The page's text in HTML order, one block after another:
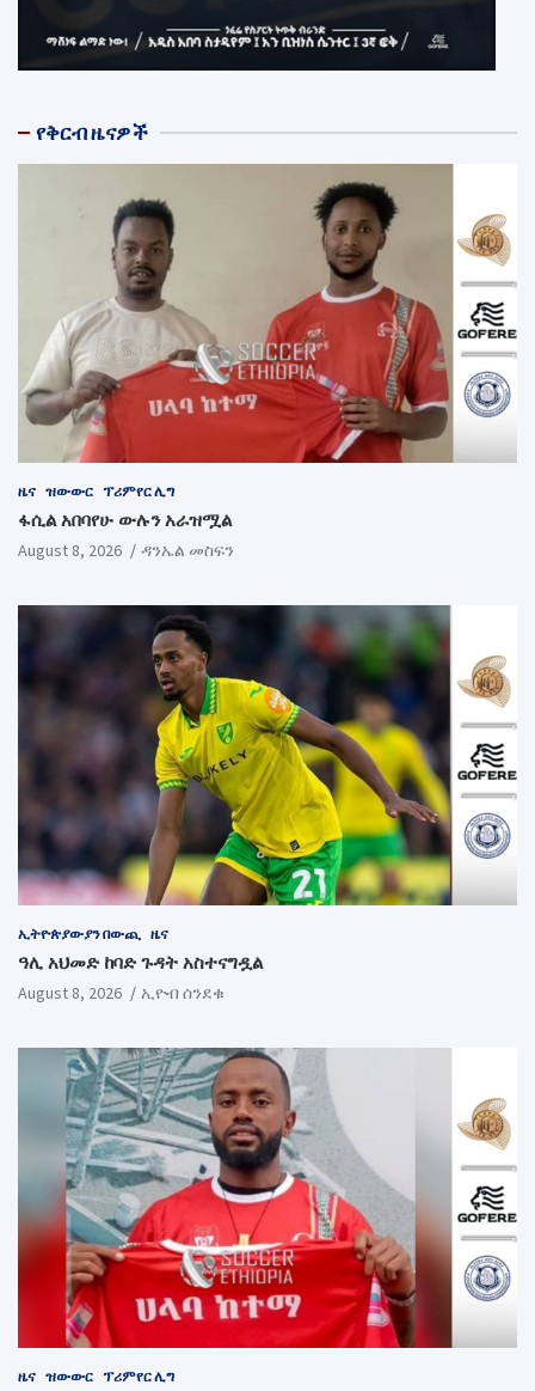
የቅርብ ዜናዎች
ዜና ዝውውር ፕሪምየር ሊግ
ፋሲል አበባየሁ ውሉን አራዝሟል
August 8, 2026 ዳንኤል መስፍን
ኢትዮጵያውያን በውጪ ዜና
ዓሊ አህመድ ከባድ ጉዳት አስተናግዷል
August 8, 2026 ኢዮብ ሰንደቁ
ዜና ዝውውር ፕሪምየር ሊግ